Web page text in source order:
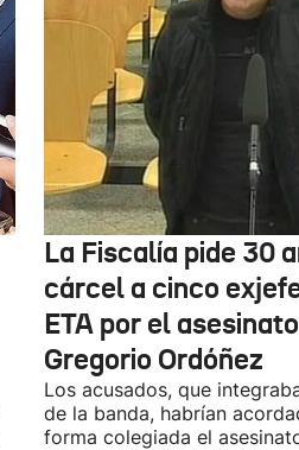
La Fiscalía pide 30
cárcel a cinco
ETA por el
Gregorio Ordóñez
Los acusados, que
de la banda, habrían
forma colegiada el